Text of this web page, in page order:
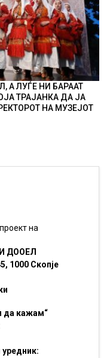
А ЛУЃЕ НИ БАРААТ
ТРАЈАНКА ДА ЈА
НА МУЗЕЈОТ
на
ДООЕЛ
1000 Скопје
да кажам“